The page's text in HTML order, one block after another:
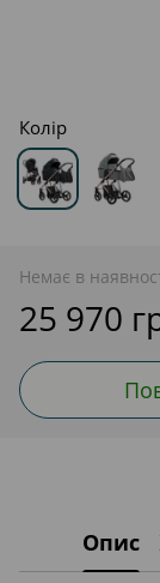
Колір
Немає в
25 970
Опис